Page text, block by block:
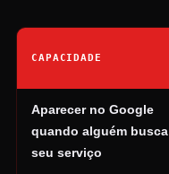
CAPACIDADE
Aparecer no Google
quando alguém busca
seu serviço